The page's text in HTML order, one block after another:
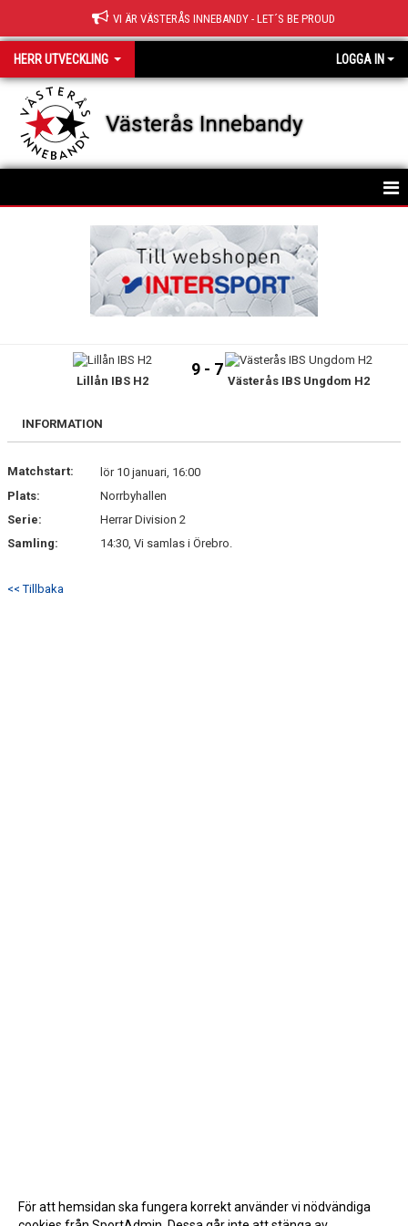
VI ÄR VÄSTERÅS INNEBANDY - LET´S BE PROUD
HERR UTVECKLING LOGGA IN
Västerås Innebandy
DOKUMENT
Lillån IBS H2
9 - 7
Västerås IBS Ungdom H2
INFORMATION
Matchstart:
lör 10 januari, 16:00
Plats:
Norrbyhallen
Serie:
Herrar Division 2
Samling:
14:30, Vi samlas i Örebro.
<< Tillbaka
För att hemsidan ska fungera korrekt använder vi nödvändiga